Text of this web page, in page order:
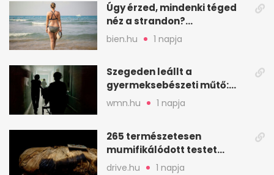
Úgy érzed, mindenki téged
néz a strandon?
Pszichológusok szerint más
áll a háttérben
bien.hu 1 napja
Szegeden leállt a
gyermeksebészeti műtő:
elfogytak a tartalékok
wmn.hu 1 napja
265 természetesen
mumifikálódott testet
találtak egy váci templom
drive.hu 1 napja